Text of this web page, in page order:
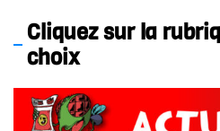
Cliquez sur la
choix